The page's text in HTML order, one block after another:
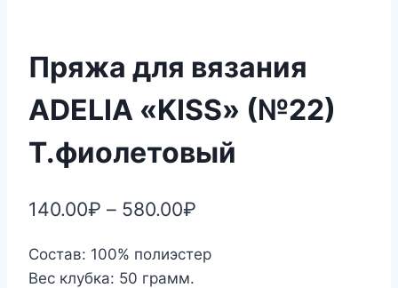
Пряжа для вязания
ADELIA «KISS» (№22)
Т.фиолетовый
140.00₽ – 580.00₽
Состав: 100% полиэстер
Вес клубка: 50 грамм.